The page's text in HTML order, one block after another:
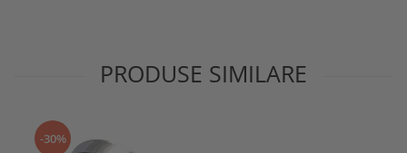
PRODUSE SIMILARE
-30%